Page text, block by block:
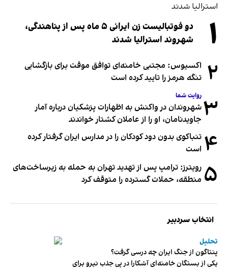
۱
دو فوتبالیست زن ایرانی ۵ ماه پس از پناهندگی،
شهروند استرالیا شدند
۲ اکسیوس: مجتبی خامنه‌ای توافق موقت برای بازگشایی
تنگه هرمز را تایید کرده است
۳ روایت شما
شهروندان در واکنش به اظهارات پزشکیان درباره آمار
جاویدنامان، او را از عاملان کشتار خواندند
۴ تنباکوی بدون دود کودکان را در مدارس ایران گرفتار کرده
است
۵ رویترز: ترامپ پس از تهدید تهران به حمله به زیرساخت‌های
منطقه، حملات گسترده را متوقف کرد
انتخاب سردبیر
تحلیل
پنتاگون از جنگ ایران چه درسی گرفت؟
یکی از بستگان خامنه‌ای آشکارا در پی جذب نیرو برای